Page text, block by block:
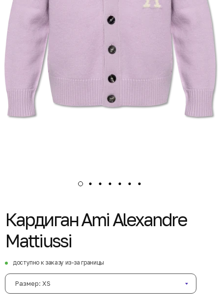
Кардиган Ami Alexandre
Mattiussi
доступно к заказу из-за границы
Размер: XS